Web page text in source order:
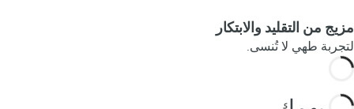
مزيج من التقليد والابتكار
لتجربة طهي لا تُنسى.